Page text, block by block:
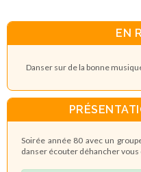
EN
Danser sur de la bonne
Soirée année 80 avec un
danser écouter déhancher vous